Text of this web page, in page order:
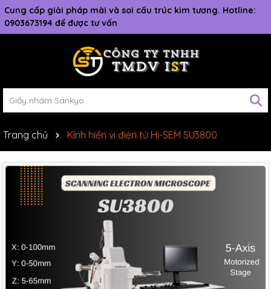
Cung cấp giải pháp mài và soi cấu trúc kim tương. Hotline:
0903673194 để được tư vấn
Trang chủ Kính hiển vi điện tử Hi-SEM SU3800